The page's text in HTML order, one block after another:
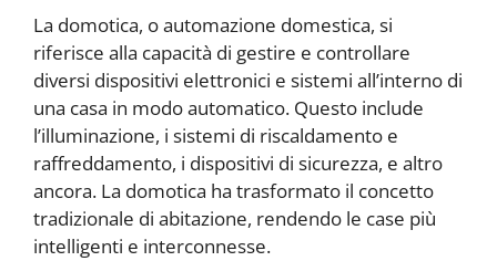
La domotica, o automazione domestica, si
riferisce alla capacità di gestire e controllare
diversi dispositivi elettronici e sistemi all’interno di
una casa in modo automatico. Questo include
l’illuminazione, i sistemi di riscaldamento e
raffreddamento, i dispositivi di sicurezza, e altro
ancora. La domotica ha trasformato il concetto
tradizionale di abitazione, rendendo le case più
intelligenti e interconnesse.